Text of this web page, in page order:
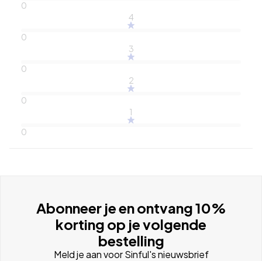
0
4
0
3
0
2
0
1
0
Abonneer je en ontvang 10%
korting op je volgende
bestelling
Meld je aan voor Sinful's nieuwsbrief